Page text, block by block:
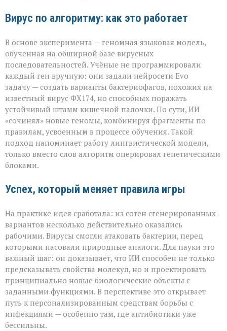
Вирус по алгоритму: как это работает
В основе эксперимента — геномная языковая модель,
обученная на обширной базе вирусных
последовательностей. Учёные не программировали
каждый ген вручную: они задали нейросети Evo
задачу — создать варианты бактериофагов, похожих на
известный вирус ФХ174, но способных поражать
устойчивый штамм кишечной палочки. По сути, ИИ
«сочинял» новые геномы, комбинируя фрагменты по
правилам, усвоенным в процессе обучения. Такой
подход напоминает работу лингвистической модели,
только вместо слов алгоритм оперировал генетическими
блоками.
Успех, который меняет правила игры
На практике идея сработала: из сотен сгенерированных
вариантов несколько действительно оказались
рабочими. Вирусы смогли атаковать бактерии, перед
которыми пасовали природные аналоги. Для науки это
важный шаг: он доказывает, что ИИ способен не только
предсказывать свойства молекул, но и проектировать
принципиально новые биологические объекты с
заданными функциями. В перспективе это открывает
путь к персонализированным средствам борьбы с
инфекциями — особенно там, где антибиотики уже
бессильны.